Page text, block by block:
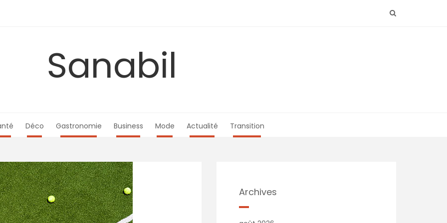
Sanabil
Déco Gastronomie Business Mode Actualité Transition
Archives